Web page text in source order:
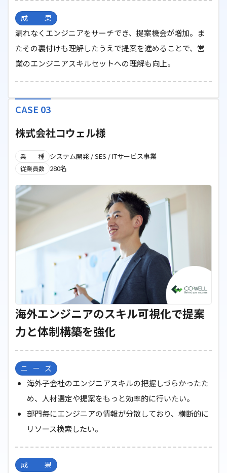
成果
漏れなくエンジニアをサーチでき、提案機会が増加。ま
たその裏付けも理解したうえで提案を進めることで、営
業のエンジニアスキルセットへの理解も向上。
CASE 03
株式会社コウェル様
業種 システム開発 / SES / ITサービス事業
従業員数 280名
海外エンジニアのスキル可視化で提案
力と体制構築を強化
ニーズ
海外子会社のエンジニアスキルの把握しづらかったた
め、人材選定や提案をもっと効率的に行いたい。
部門毎にエンジニアの情報が分散しており、横断的に
リソース検索したい。
成果